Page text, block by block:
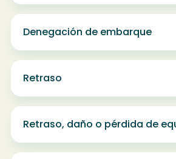
Denegación de embarque
Retraso
Retraso, daño o pérdida de